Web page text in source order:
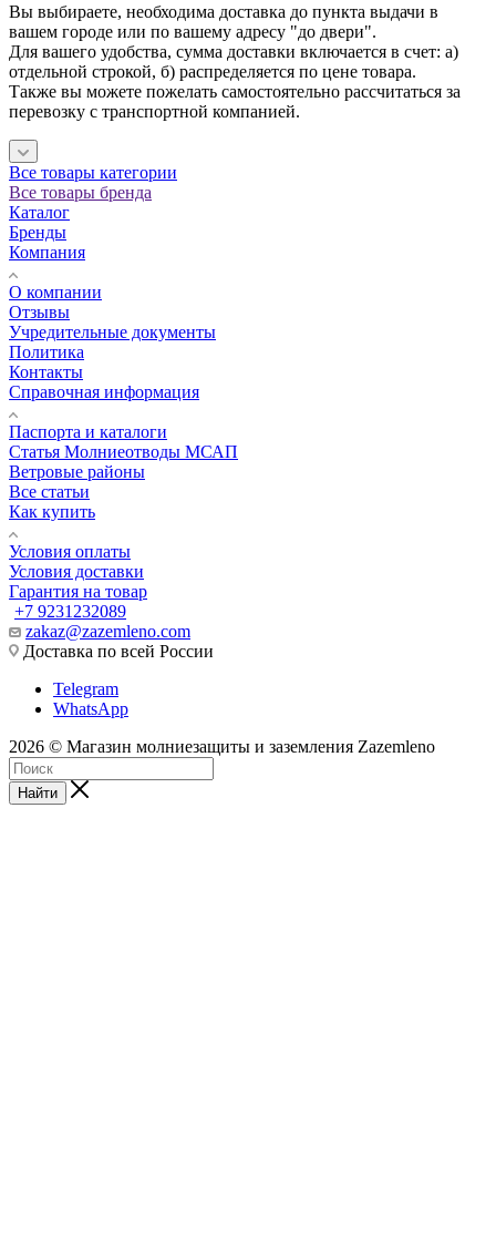
Вы выбираете, необходима доставка до пункта выдачи в
вашем городе или по вашему адресу "до двери".
Для вашего удобства, сумма доставки включается в счет: а)
отдельной строкой, б) распределяется по цене товара.
Также вы можете пожелать самостоятельно рассчитаться за
перевозку с транспортной компанией.
Все товары категории
Все товары бренда
Каталог
Бренды
Компания
О компании
Отзывы
Учредительные документы
Политика
Контакты
Справочная информация
Паспорта и каталоги
Статья Молниеотводы МСАП
Ветровые районы
Все статьи
Как купить
Условия оплаты
Условия доставки
Гарантия на товар
+7 9231232089
zakaz@zazemleno.com
Доставка по всей России
Telegram
WhatsApp
2026 © Магазин молниезащиты и заземления Zazemleno
Найти